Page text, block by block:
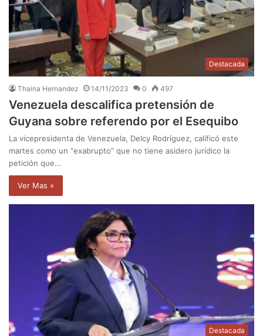
Destacada
Thaina Hernandez 14/11/2023 0 497
Venezuela descalifica pretensión de
Guyana sobre referendo por el Esequibo
La vicepresidenta de Venezuela, Delcy Rodríguez, calificó este
martes como un “exabrupto” que no tiene asidero jurídico la
petición que…
Ver Mas »
Destacada